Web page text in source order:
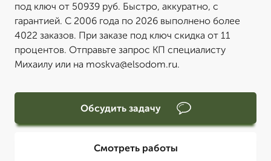
под ключ от 50939 руб. Быстро, аккуратно, с
гарантией. С 2006 года по 2026 выполнено более
4022 заказов. При заказе под ключ скидка от 11
процентов. Отправьте запрос КП специалисту
Михаилу или на moskva@elsodom.ru.
Обсудить задачу
Смотреть работы